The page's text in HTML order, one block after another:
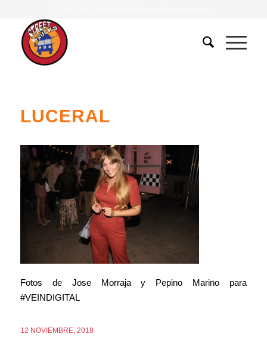
LUCERAL
Fotos de Jose Morraja y Pepino Marino para
#VEINDIGITAL
12 NOVIEMBRE, 2018